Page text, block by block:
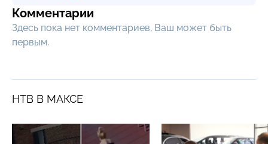
Комментарии
Здесь пока нет комментариев, Ваш может быть
первым.
НТВ В МАКСЕ